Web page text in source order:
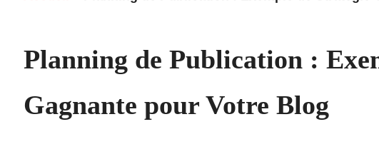
Planning de Publication :
Gagnante pour Votre Blog